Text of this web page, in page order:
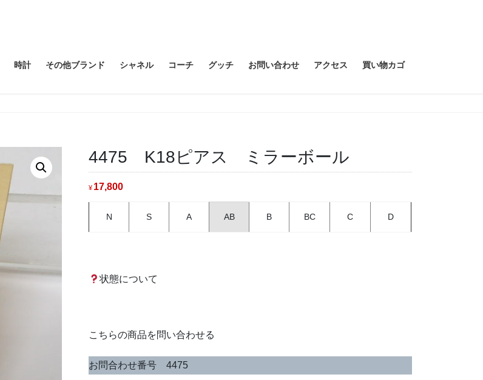
時計 その他ブランド シャネル コーチ グッチ お問い合わせ アクセス 買い物カゴ
4475 K18ピアス ミラーボール
¥ 17,800
N S A AB B BC C D
状態について
こちらの商品を問い合わせる
お問合わせ番号 4475